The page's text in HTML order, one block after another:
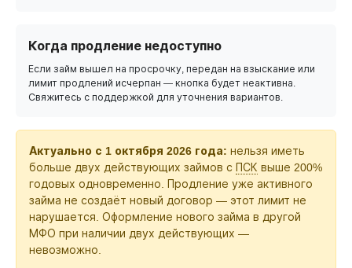
Когда продление недоступно
Если займ вышел на просрочку, передан на взыскание или
лимит продлений исчерпан — кнопка будет неактивна.
Свяжитесь с поддержкой для уточнения вариантов.
Актуально с 1 октября 2026 года: нельзя иметь
больше двух действующих займов с ПСК выше 200%
годовых одновременно. Продление уже активного
займа не создаёт новый договор — этот лимит не
нарушается. Оформление нового займа в другой
МФО при наличии двух действующих —
невозможно.